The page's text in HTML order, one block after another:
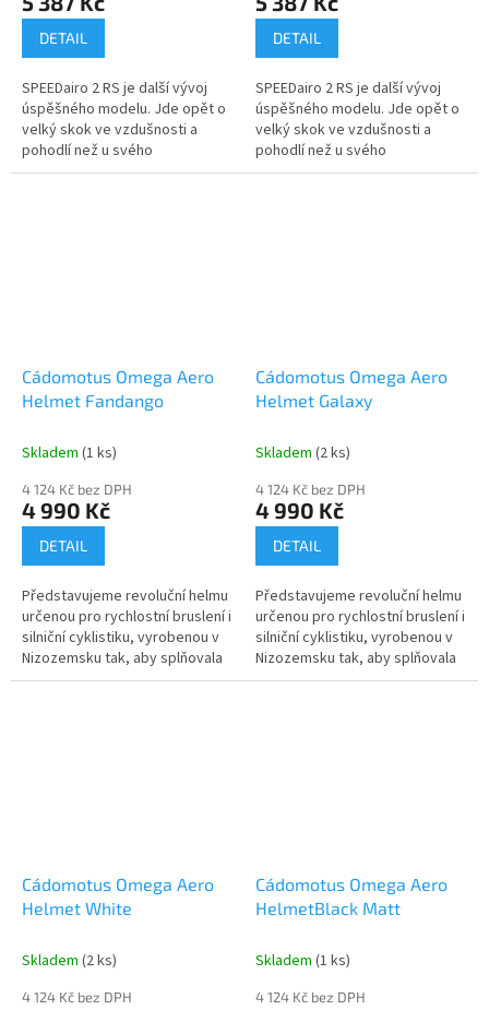
DETAIL
SPEEDairo 2 RS je další vývoj
úspěšného modelu. Jde opět o
velký skok ve vzdušnosti a
pohodlí než u svého
předchůdce. Helma nabízí
DETAIL
SPEEDairo 2 RS je další vývoj
úspěšného modelu. Jde opět o
velký skok ve vzdušnosti a
pohodlí než u svého
předchůdce. Helma nabízí
Cádomotus Omega Aero
Helmet Fandango
Skladem (1 ks)
4 124 Kč bez DPH
4 990 Kč
DETAIL
Představujeme revoluční helmu
určenou pro rychlostní bruslení i
silniční cyklistiku, vyrobenou v
Nizozemsku tak, aby splňovala
všechny bezpečnostní normy
Cádomotus Omega Aero
Helmet Galaxy
Skladem (2 ks)
4 124 Kč bez DPH
4 990 Kč
DETAIL
Představujeme revoluční helmu
určenou pro rychlostní bruslení i
silniční cyklistiku, vyrobenou v
Nizozemsku tak, aby splňovala
všechny bezpečnostní normy
Cádomotus Omega Aero
Helmet White
Skladem (2 ks)
4 124 Kč bez DPH
Cádomotus Omega Aero
HelmetBlack Matt
Skladem (1 ks)
4 124 Kč bez DPH